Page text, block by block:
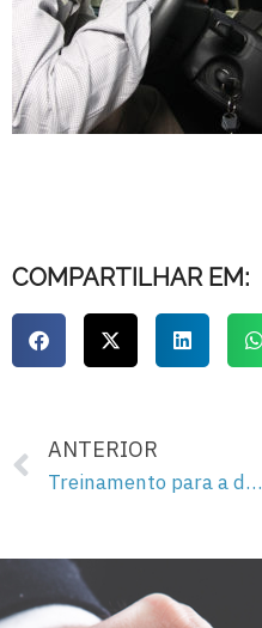
COMPARTILHAR EM:
ANTERIOR
Treinamento para a democracia – 25